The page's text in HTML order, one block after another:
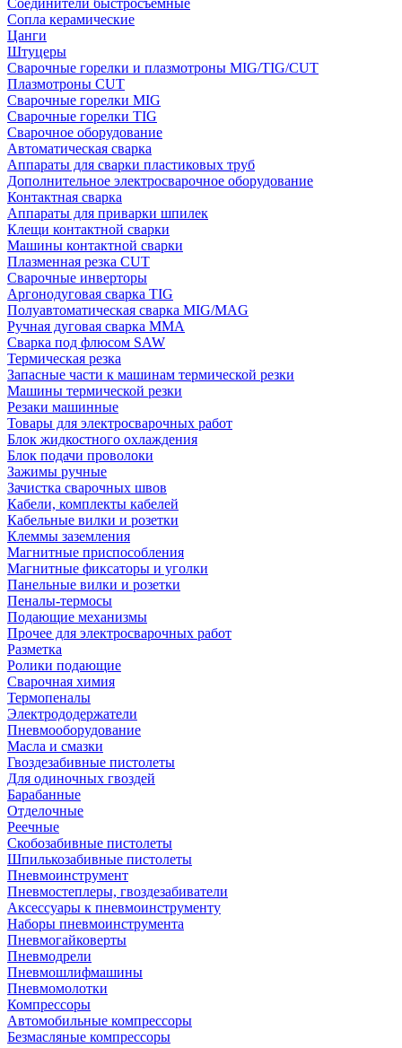
Соединители быстросъёмные
Сопла керамические
Цанги
Штуцеры
Сварочные горелки и плазмотроны MIG/TIG/CUT
Плазмотроны CUT
Сварочные горелки MIG
Сварочные горелки TIG
Сварочное оборудование
Автоматическая сварка
Аппараты для сварки пластиковых труб
Дополнительное электросварочное оборудование
Контактная сварка
Аппараты для приварки шпилек
Клещи контактной сварки
Машины контактной сварки
Плазменная резка CUT
Сварочные инверторы
Аргонодуговая сварка TIG
Полуавтоматическая сварка MIG/MAG
Ручная дуговая сварка MMA
Сварка под флюсом SAW
Термическая резка
Запасные части к машинам термической резки
Машины термической резки
Резаки машинные
Товары для электросварочных работ
Блок жидкостного охлаждения
Блок подачи проволоки
Зажимы ручные
Зачистка сварочных швов
Кабели, комплекты кабелей
Кабельные вилки и розетки
Клеммы заземления
Магнитные приспособления
Магнитные фиксаторы и уголки
Панельные вилки и розетки
Пеналы-термосы
Подающие механизмы
Прочее для электросварочных работ
Разметка
Ролики подающие
Сварочная химия
Термопеналы
Электрододержатели
Пневмооборудование
Масла и смазки
Гвоздезабивные пистолеты
Для одиночных гвоздей
Барабанные
Отделочные
Реечные
Скобозабивные пистолеты
Шпилькозабивные пистолеты
Пневмоинструмент
Пневмостеплеры, гвоздезабиватели
Аксессуары к пневмоинструменту
Наборы пневмоинструмента
Пневмогайковерты
Пневмодрели
Пневмошлифмашины
Пневмомолотки
Компрессоры
Автомобильные компрессоры
Безмасляные компрессоры